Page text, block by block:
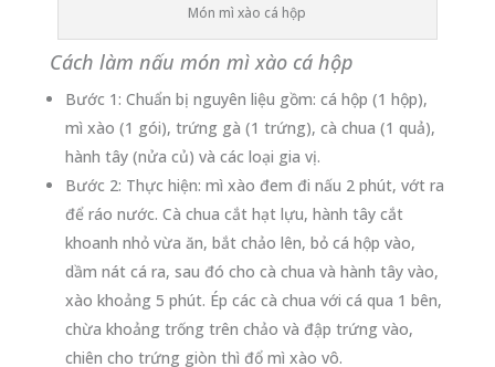
Món mì xào cá hộp
Cách làm nấu món mì xào cá hộp
Bước 1: Chuẩn bị nguyên liệu gồm: cá hộp (1 hộp),
mì xào (1 gói), trứng gà (1 trứng), cà chua (1 quả),
hành tây (nửa củ) và các loại gia vị.
Bước 2: Thực hiện: mì xào đem đi nấu 2 phút, vớt ra
để ráo nước. Cà chua cắt hạt lựu, hành tây cắt
khoanh nhỏ vừa ăn, bắt chảo lên, bỏ cá hộp vào,
dầm nát cá ra, sau đó cho cà chua và hành tây vào,
xào khoảng 5 phút. Ép các cà chua với cá qua 1 bên,
chừa khoảng trống trên chảo và đập trứng vào,
chiên cho trứng giòn thì đổ mì xào vô.